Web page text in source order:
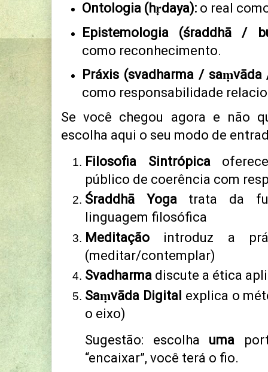
Ontologia (hṛdaya): o real
Epistemologia (śraddhā /
como reconhecimento.
Práxis (svadharma /
como responsabilidade
Se você chegou agora e não
escolha aqui o seu modo de
Filosofia Sintrópica
público de coerência com
Śraddhā Yogatrata da
linguagem filosófica
Meditação introduz a
(meditar/contemplar)
Svadharma discute a ética
Saṃvāda Digital explica o
o eixo)
Sugestão: escolha uma
“encaixar”, você terá o fio.